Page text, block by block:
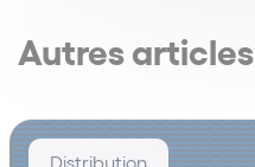
Autres articles
Distribution